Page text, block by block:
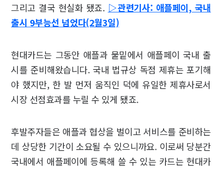
그리고 결국 현실화 됐죠. ▷관련기사: 애플페이, 국내
출시 9부능선 넘었다(2월3일)
현대카드는 그동안 애플과 물밑에서 애플페이 국내 출
시를 준비해왔습니다. 국내 법규상 독점 제휴는 포기해
야 했지만, 한 발 먼저 움직인 덕에 유일한 제휴사로서
시장 선점효과를 누릴 수 있게 됐죠.
후발주자들은 애플과 협상을 벌이고 서비스를 준비하는
데 상당한 기간이 소요될 수 있으니까요. 이로써 당분간
국내에서 애플페이에 등록해 쓸 수 있는 카드는 현대카